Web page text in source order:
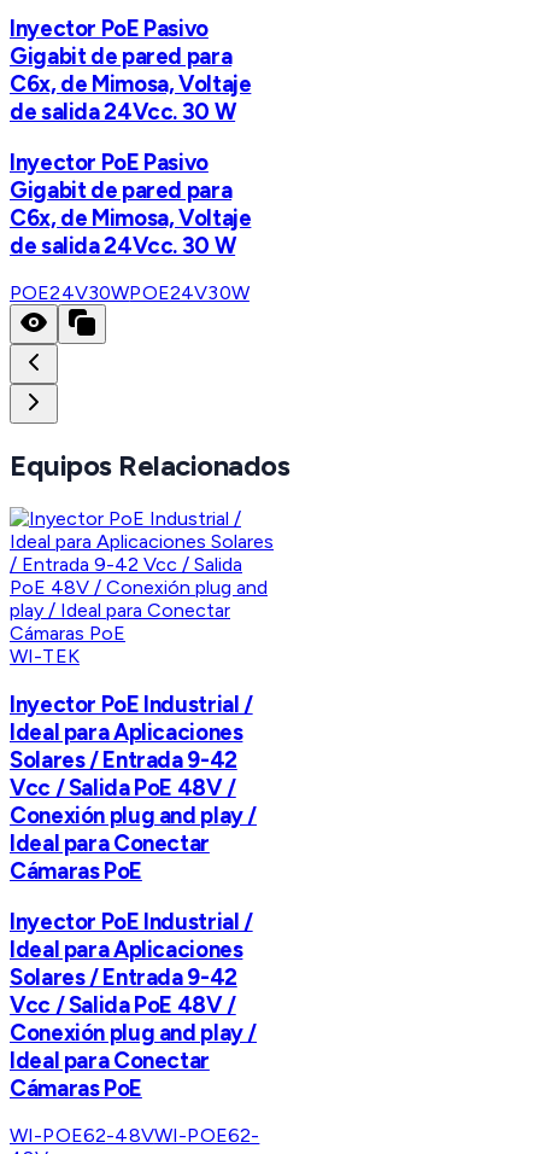
Inyector PoE Pasivo
Gigabit de pared para
C6x, de Mimosa, Voltaje
de salida 24Vcc. 30 W
Inyector PoE Pasivo
Gigabit de pared para
C6x, de Mimosa, Voltaje
de salida 24Vcc. 30 W
POE24V30WPOE24V30W
Equipos Relacionados
WI-TEK
Inyector PoE Industrial /
Ideal para Aplicaciones
Solares / Entrada 9-42
Vcc / Salida PoE 48V /
Conexión plug and play /
Ideal para Conectar
Cámaras PoE
Inyector PoE Industrial /
Ideal para Aplicaciones
Solares / Entrada 9-42
Vcc / Salida PoE 48V /
Conexión plug and play /
Ideal para Conectar
Cámaras PoE
WI-POE62-48VWI-POE62-